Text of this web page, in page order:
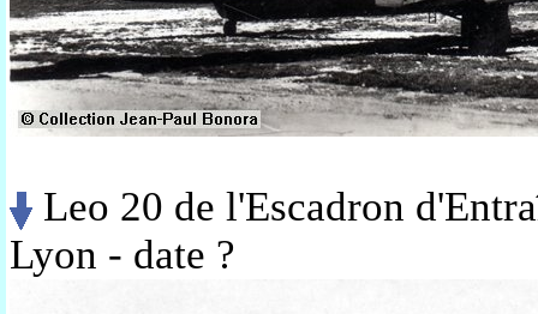
Leo 20 de l'Escadron
Lyon - date ?